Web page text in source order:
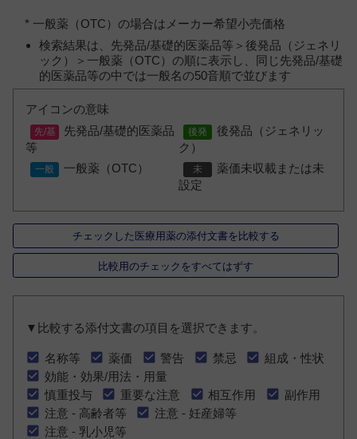
* 一般薬（OTC）の場合はメーカー希望小売価格
検索結果は、先発品/基礎的医薬品等＞後発品（ジェネリ
ック）＞一般薬（OTC）の順に表示し、同じ先発品/基礎
的医薬品等の中では一般名の50音順で並びます
アイコンの意味
先発品/基礎的医薬品
等
後発品（ジェネリッ
ク）
一般薬（OTC）
薬価未収載または未
設定
チェックした医療用薬の添付文書を比較する
比較用のチェックをすべてはずす
▼比較する添付文書の項目を選択できます。
名称等 薬価 警告 禁忌
組成・性状
効能・効果/用法・用量
慎重投与
重要な注意 相互作用
副作用
注意 - 高齢者等
注意 - 妊産婦等
注意 - 乳小児等